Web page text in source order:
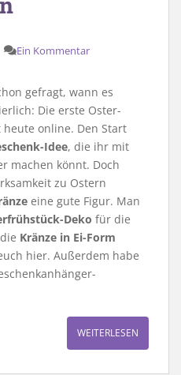
Ein Kommentar
gefragt, wann es
Die erste Oster-
heute online. Den Start
Idee, die ihr mit
machen könnt. Doch
zu Ostern
eine gute Figur. Man
Deko für die
Kränze in Ei-Form
hier. Außerdem habe
WEITERLESEN